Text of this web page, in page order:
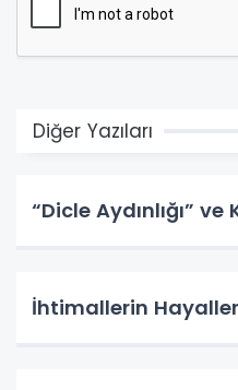
Diğer Yazıları
“Dicle Aydınlığı”
İhtimallerin